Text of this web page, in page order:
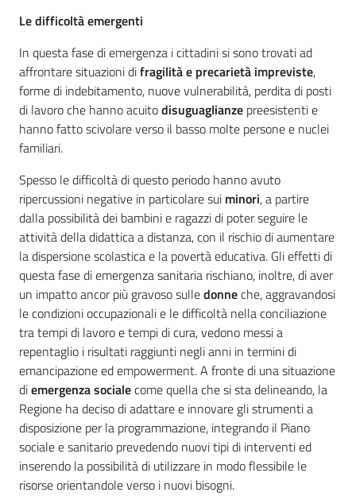
Le difficoltà emergenti
In questa fase di emergenza i cittadini si sono trovati ad
affrontare situazioni difragilità e precarietà impreviste,
forme di indebitamento, nuove vulnerabilità, perdita di posti
di lavoro che hanno acuitodisuguaglianze preesistenti e
hanno fatto scivolare verso il basso molte persone e nuclei
familiari.
Spesso le difficoltà di questo periodo hanno avuto
ripercussioni negative in particolare sui minori, a partire
dalla possibilità dei bambini e ragazzi di poter seguire le
attività della didattica a distanza, con il rischio di aumentare
la dispersione scolastica e la povertà educativa. Gli effetti di
questa fase di emergenza sanitaria rischiano, inoltre, di aver
un impatto ancor più gravoso sulledonneche, aggravandosi
le condizioni occupazionali e le difficoltà nella conciliazione
tra tempi di lavoro e tempi di cura, vedono messi a
repentaglio i risultati raggiunti negli anni in termini di
emancipazione ed empowerment. A fronte di una situazione
diemergenza socialecome quella che si sta delineando, la
Regione ha deciso di adattare e innovare gli strumenti a
disposizione per la programmazione, integrando il Piano
sociale e sanitario prevedendo nuovi tipi di interventi ed
inserendo la possibilità di utilizzare in modo flessibile le
risorse orientandole verso i nuovi bisogni.